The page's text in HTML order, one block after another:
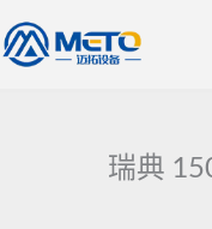
至
瑞典